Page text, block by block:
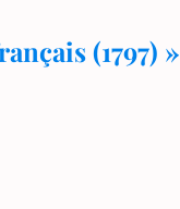
(1797) »